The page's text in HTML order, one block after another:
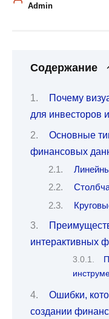
Admin
Содержание
Почему
для инвесторов
Основные
финансовых
интерактивных
Ошибки,
создании